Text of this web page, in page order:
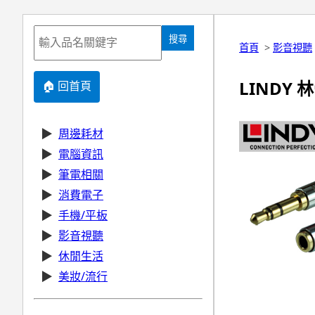
搜尋
🏠 回首頁
▶ 周邊耗材
▶ 電腦資訊
▶ 筆電相關
▶ 消費電子
▶ 手機/平板
▶ 影音視聽
▶ 休閒生活
▶ 美妝/流行
首頁 > 影音視聽
LINDY